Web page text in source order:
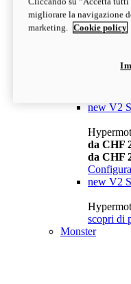
da CHF
Configura
newV2
da CHF
new V2
da CHF
da CHF
Configura
new V2
scopri di
Monster
migliorare la navigazione
marketing.
Cookie policy